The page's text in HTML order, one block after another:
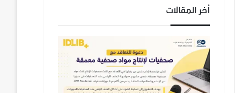
أخر المقالات